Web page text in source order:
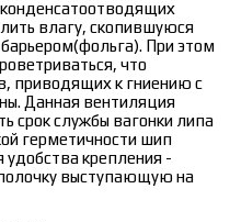
влагу, скопившуюся
При этом
что
приводящих к гниению с
Данная вентиляция
срок службы вагонки липа
герметичности шип
крепления -
выступающую на